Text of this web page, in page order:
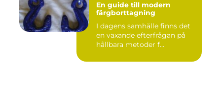
En guide till modern
färgborttagning
I dagens samhälle finns det
en växande efterfrågan på
hållbara metoder f...